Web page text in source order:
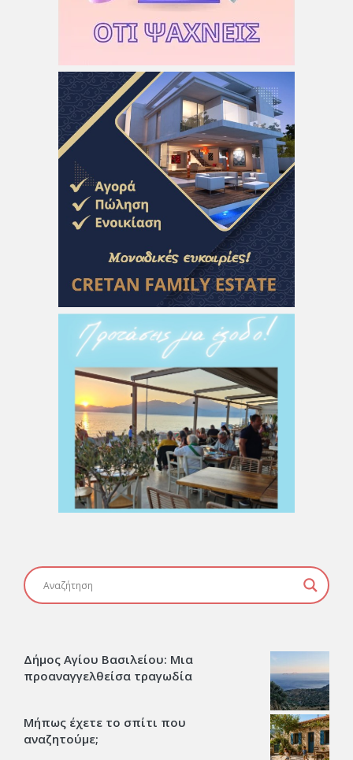
Δήμος Αγίου Βασιλείου: Μια
προαναγγελθείσα τραγωδία
Μήπως έχετε το σπίτι που
αναζητούμε;